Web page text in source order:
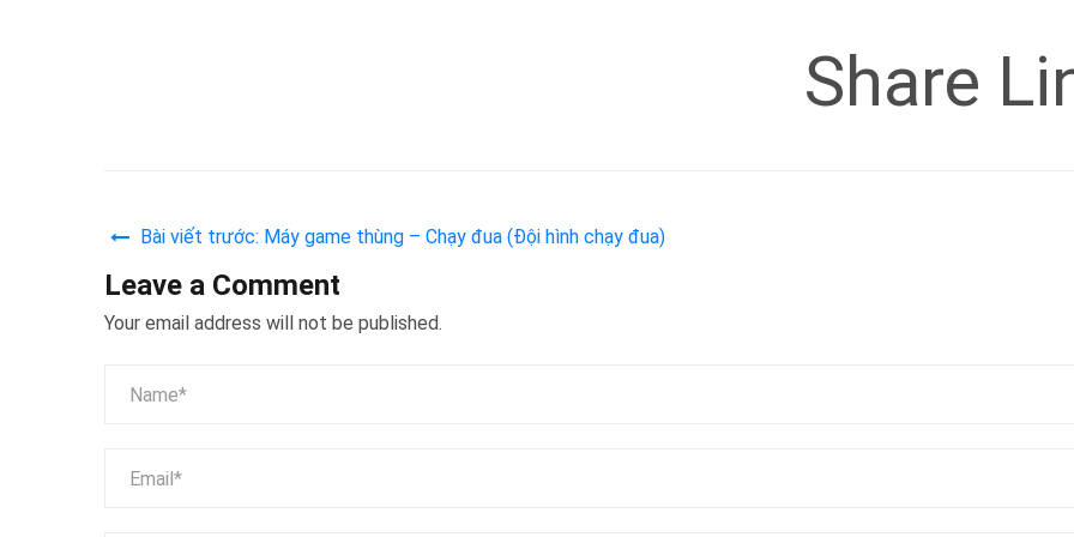
Share
Bài viết trước: Máy game thùng – Chạy đua (Đội hình chạy đua)
Leave a Comment
Your email address will not be published.